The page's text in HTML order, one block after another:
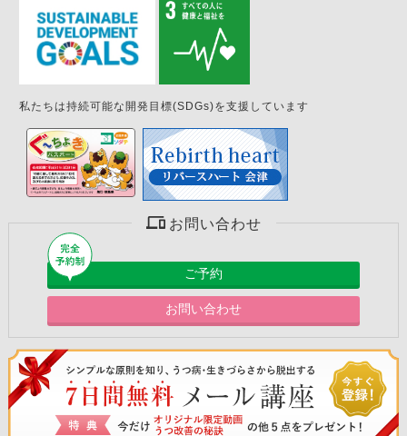
私たちは持続可能な開発目標(SDGs)を支援しています
お問い合わせ
ご予約
お問い合わせ